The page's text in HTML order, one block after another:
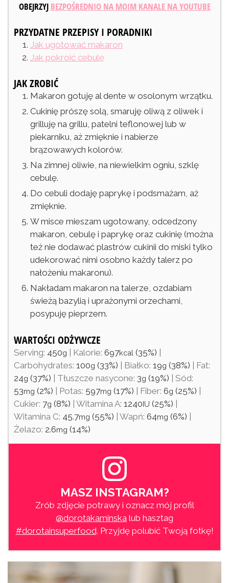
OBEJRZYJ BEZPOŚREDNIO NA MOIM KANALE NA YOUTUBE
PRZYDATNE PRZEPISY I PORADNIKI
Jak ugotować makaron
Jak pokroić cebulę
JAK ZROBIĆ
Makaron gotuję al dente w osolonym wrzątku.
Cukinię prószę solą, smaruję oliwą z oliwek i
grilluję na grillu, patelni teflonowej lub w
piekarniku, aż zmięknie i nabierze
brązowawych kolorów.
Na zimnej oliwie, na niewielkim ogniu, szklę
cebulę.
Do cebuli dodaję paprykę i podsmażam, aż
zmięknie.
W misce mieszam ugotowany, odcedzony
makaron, cebulę i paprykę oraz cukinię (można
też nie dodawać plastrów cukinii do miski tylko
udekorować nimi osobno każdy talerz po
nałożeniu makaronu).
Nakładam makaron na talerze, ozdabiam
świeżą bazylią i uprażonymi orzechami,
posypuję pieprzem.
WARTOŚCI ODŻYWCZE
Serving: 450g | Kalorie: 697kcal (35%) |
Carbohydrates: 100g (33%) | Białko: 19g (38%) | Fat:
24g (37%) | Tłuszcze nasycone: 3g (19%) | Sód:
53mg (2%) | Potas: 597mg (17%) | Fiber: 6g (25%) |
Cukier: 7g (8%) | Witamina A: 1240IU (25%) |
Witamina C: 45.7mg (55%) | Wapń: 64mg (6%) |
Żelazo: 2.6mg (14%)
MASZ INSTAGRAM?
Zrób zdjęcie potrawy i oznacz mój profil
@dorotakaminska lub hasztag
#dorotainsuperfood. Przyjdę polubić Twoją fotkę!